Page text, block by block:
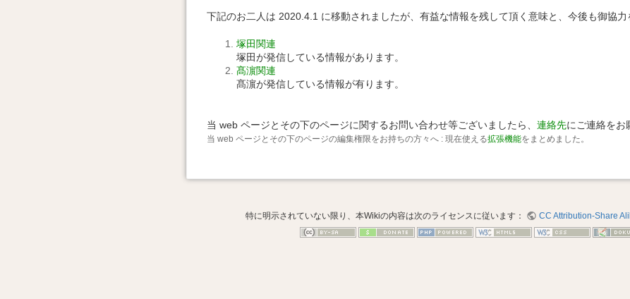
下記のお二人は 2020.4.1 に移動されましたが、有益な情報を残して頂く意味と、今後も御協
塚田関連
塚田が発信している情報があります。
髙濵関連
髙濵が発信している情報が有ります。
当 web ページとその下のページに関するお問い合わせ等ございましたら、 連絡先にご連絡をお
当 web ページとその下のページの編集権限をお持ちの方々へ : 現在使える拡張機能をまとめました。
特に明示されていない限り、本Wikiの内容は次のライセンスに従います： CC Attribution-Share